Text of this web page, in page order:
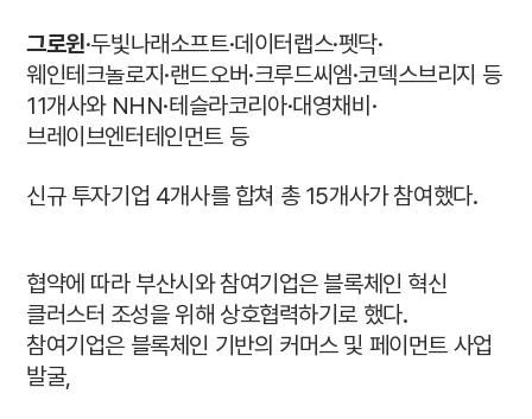
그로윈·두빛나래소프트·데이터랩스·펫닥·
웨인테크놀로지·랜드오버·크루드씨엠·코덱스브리지 등
11개사와 NHN·테슬라코리아·대영채비·
브레이브엔터테인먼트 등
신규 투자기업 4개사를 합쳐 총 15개사가 참여했다.
협약에 따라 부산시와 참여기업은 블록체인 혁신
클러스터 조성을 위해 상호협력하기 로 했다.
참여기업은 블록체인 기반의 커머스 및 페이먼트 사업
발굴,